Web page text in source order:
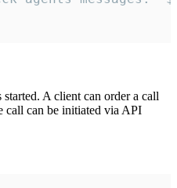
A client can order a call
call can be initiated via API